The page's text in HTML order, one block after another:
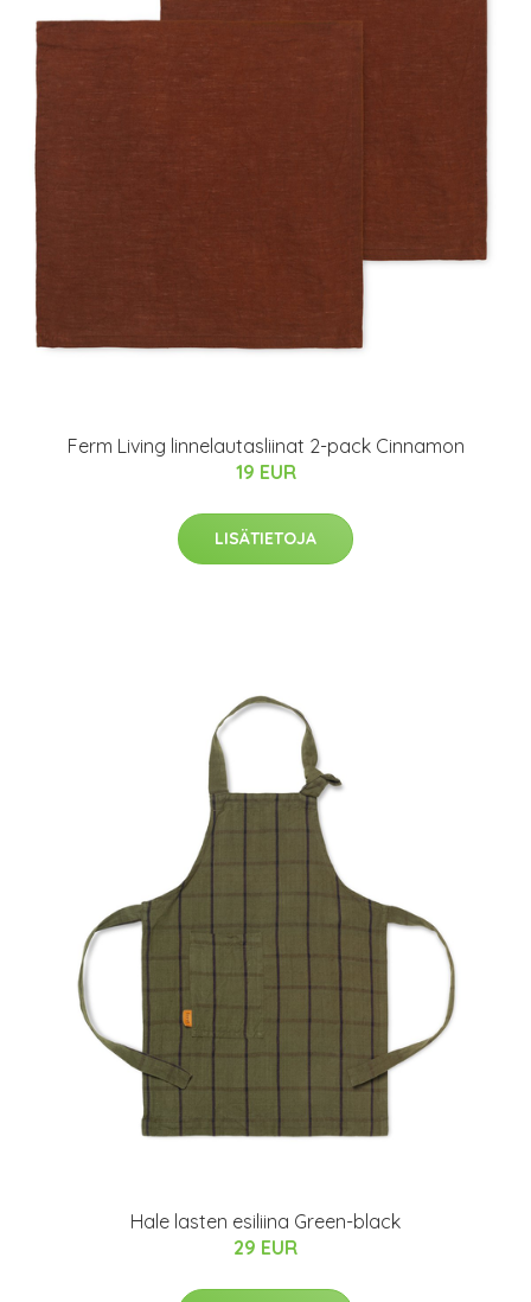
Ferm Living linnelautasliinat 2-pack Cinnamon
19 EUR
LISÄTIETOJA
Hale lasten esiliina Green-black
29 EUR